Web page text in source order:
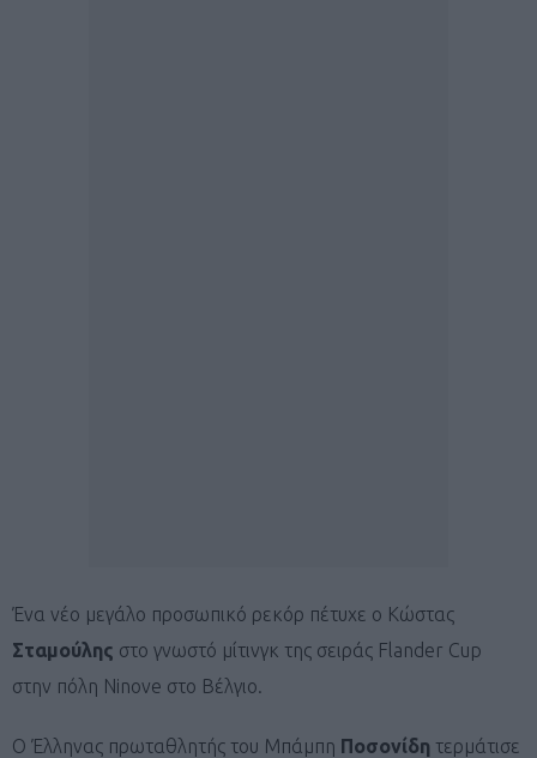
Ένα νέο μεγάλο προσωπικό ρεκόρ πέτυχε ο Κώστας
Σταμούλης στο γνωστό μίτινγκ της σειράς Flander Cup
στην πόλη Ninove στο Βέλγιο.
Ο Έλληνας πρωταθλητής του Μπάμπη Ποσονίδη τερμάτισε